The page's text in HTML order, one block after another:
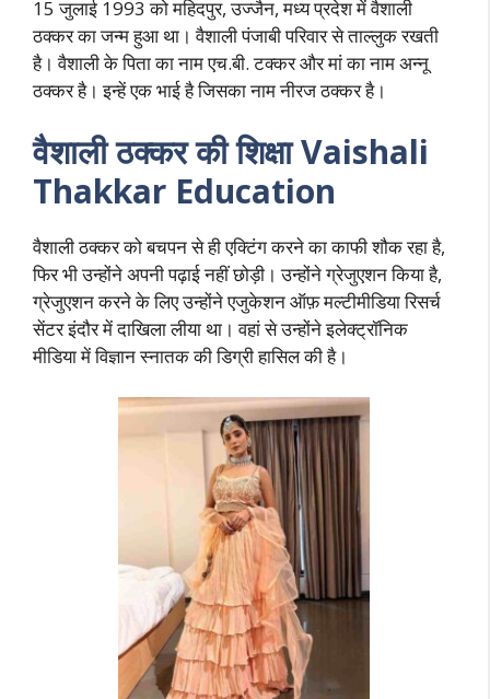
15 जुलाई 1993 को महिदपुर, उज्जैन, मध्य प्रदेश में वैशाली
ठक्कर का जन्म हुआ था। वैशाली पंजाबी परिवार से ताल्लुक रखती
है। वैशाली के पिता का नाम एच.बी. टक्कर और मां का नाम अन्नू
ठक्कर है। इन्हें एक भाई है जिसका नाम नीरज ठक्कर है।
वैशाली ठक्कर की शिक्षा Vaishali
Thakkar Education
वैशाली ठक्कर को बचपन से ही एक्टिंग करने का काफी शौक रहा है,
फिर भी उन्होंने अपनी पढ़ाई नहीं छोड़ी। उन्होंने ग्रेजुएशन किया है,
ग्रेजुएशन करने के लिए उन्होंने एजुकेशन ऑफ़ मल्टीमीडिया रिसर्च
सेंटर इंदौर में दाखिला लीया था। वहां से उन्होंने इलेक्ट्रॉनिक
मीडिया में विज्ञान स्नातक की डिग्री हासिल की है।